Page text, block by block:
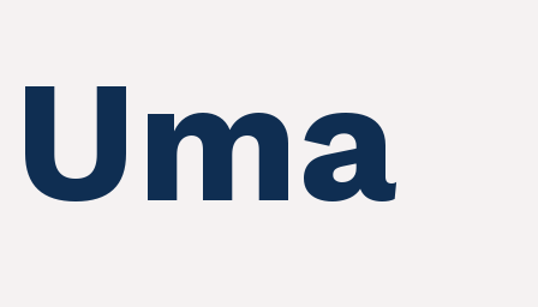
Uma